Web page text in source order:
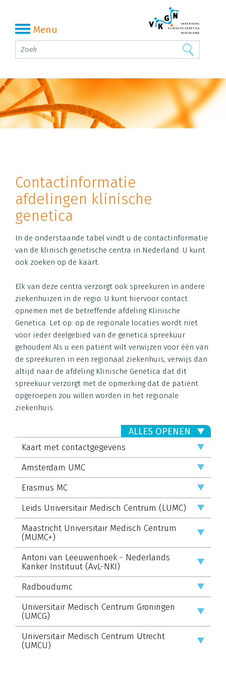
Menu
Contactinformatie
afdelingen klinische
genetica
In de onderstaande tabel vindt u de contactinformatie
van de klinisch genetische centra in Nederland. U kunt
ook zoeken op de kaart.
Elk van deze centra verzorgt ook spreekuren in andere
ziekenhuizen in de regio. U kunt hiervoor contact
opnemen met de betreffende afdeling Klinische
Genetica. Let op: op de regionale locaties wordt niet
voor ieder deelgebied van de genetica spreekuur
gehouden! Als u een patiënt wilt verwijzen voor één van
de spreekuren in een regionaal ziekenhuis, verwijs dan
altijd naar de afdeling Klinische Genetica dat dit
spreekuur verzorgt met de opmerking dat de patiënt
opgeroepen zou willen worden in het regionale
ziekenhuis.
ALLES OPENEN
Kaart met contactgegevens
Amsterdam UMC
Erasmus MC
Leids Universitair Medisch Centrum (LUMC)
Maastricht Universitair Medisch Centrum
(MUMC+)
Antoni van Leeuwenhoek - Nederlands
Kanker Instituut (AvL-NKI)
Radboudumc
Universitair Medisch Centrum Groningen
(UMCG)
Universitair Medisch Centrum Utrecht
(UMCU)